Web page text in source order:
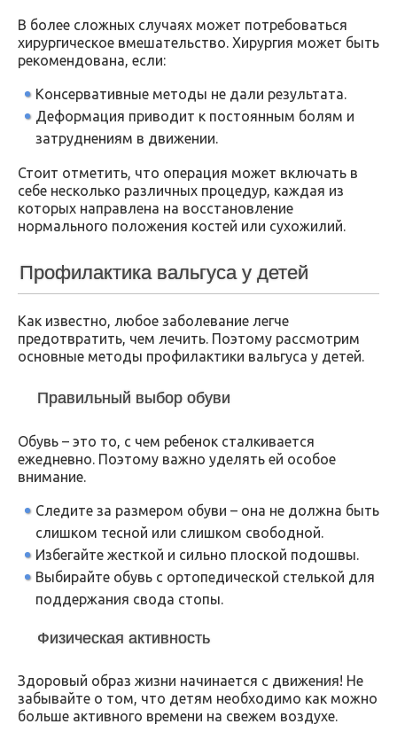
В более сложных случаях может потребоваться
хирургическое вмешательство. Хирургия может быть
рекомендована, если:
Консервативные методы не дали результата.
Деформация приводит к постоянным болям и
затруднениям в движении.
Стоит отметить, что операция может включать в
себе несколько различных процедур, каждая из
которых направлена на восстановление
нормального положения костей или сухожилий.
Профилактика вальгуса у детей
Как известно, любое заболевание легче
предотвратить, чем лечить. Поэтому рассмотрим
основные методы профилактики вальгуса у детей.
Правильный выбор обуви
Обувь – это то, с чем ребенок сталкивается
ежедневно. Поэтому важно уделять ей особое
внимание.
Следите за размером обуви – она не должна быть
слишком тесной или слишком свободной.
Избегайте жесткой и сильно плоской подошвы.
Выбирайте обувь с ортопедической стелькой для
поддержания свода стопы.
Физическая активность
Здоровый образ жизни начинается с движения! Не
забывайте о том, что детям необходимо как можно
больше активного времени на свежем воздухе.